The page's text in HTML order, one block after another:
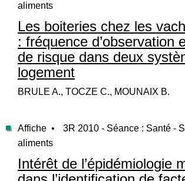
aliments
Les boiteries chez les
: fréquence d’observation
de risque dans deux
logement
BRULE A., TOCZE C., MOUNAIX B.
Affiche •
3R 2010 - Séance : Santé -
aliments
Intérêt de l’épidémiologie